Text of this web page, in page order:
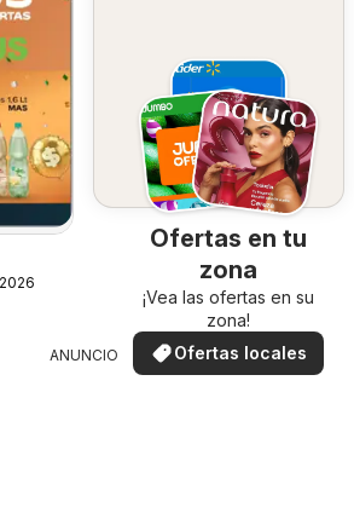
Ofertas en tu
zona
¡Vea las ofertas en su
zona!
Ofertas locales
ANUNCIO